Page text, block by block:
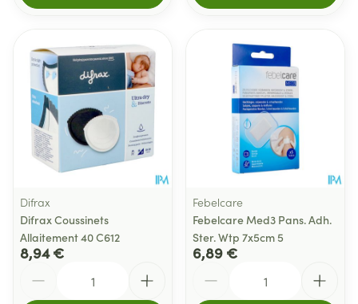
Difrax
Difrax Coussinets
Allaitement 40 C612
8,94 €
Febelcare
Febelcare Med3 Pans. Adh.
Ster. Wtp 7x5cm 5
6,89 €